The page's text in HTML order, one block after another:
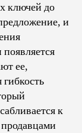
ключей до
и
ее,
к